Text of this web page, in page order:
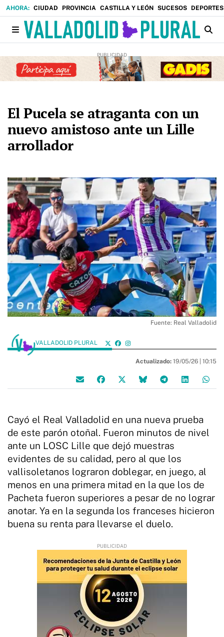
CIUDAD PROVINCIA CASTILLA Y LEÓN SUCESOS DEPORTES
El Pucela se atraganta con un
nuevo amistoso ante un Lille
arrollador
Fuente: Real Valladolid
VALLADOLID PLURAL
Actualizado: 19/05/26 | 10:15
Cayó el Real Valladolid en una nueva prueba
de este parón otoñal. Fueron minutos de nivel
ante un LOSC Lille que dejó muestras
evidentes de su calidad, pero al que los
vallisoletanos lograron doblegar, en juego, al
menos en una primera mitad en la que los de
Pacheta fueron superiores a pesar de no lograr
anotar. Ya en la segunda los franceses hicieron
buena su renta para llevarse el duelo.